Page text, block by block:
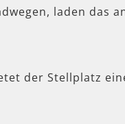
laden das
der Stellplatz